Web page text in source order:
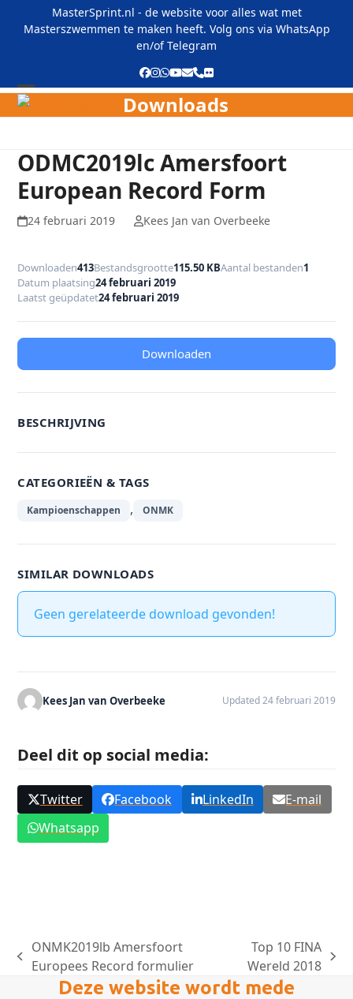
MasterSprint.nl - de website voor alles wat met
Masterszwemmen te maken heeft. Volg ons via WhatsApp
en/ofTelegram
Facebook
Instagram
Whatsapp
YouTube
E-
mail
Phone
Flickr
Open
menu
Close
menu
Downloads
ODMC2019lc Amersfoort
European Record Form
24 februari 2019 Kees Jan van Overbeeke
Downloaden413Bestandsgrootte115.50 KBAantal bestanden1
Datum plaatsing24 februari 2019
Laatst geüpdatet24 februari 2019
Downloaden
BESCHRIJVING
CATEGORIEËN & TAGS
Kampioenschappen , ONMK
SIMILAR DOWNLOADS
Geen gerelateerde download gevonden!
Kees Jan van Overbeeke Updated 24 februari 2019
Deel dit op social media:
Twitter Facebook LinkedIn
E-mail
Whatsapp
previous
ONMK2019lb Amersfoort
Europees Record formulier
next
post:
Top 10 FINA
Wereld 2018
Deze website wordt mede